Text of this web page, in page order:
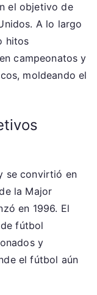
el objetivo de
A lo largo
hitos
campeonatos y
moldeando el
se convirtió en
la Major
en 1996. El
fútbol
y
el fútbol aún